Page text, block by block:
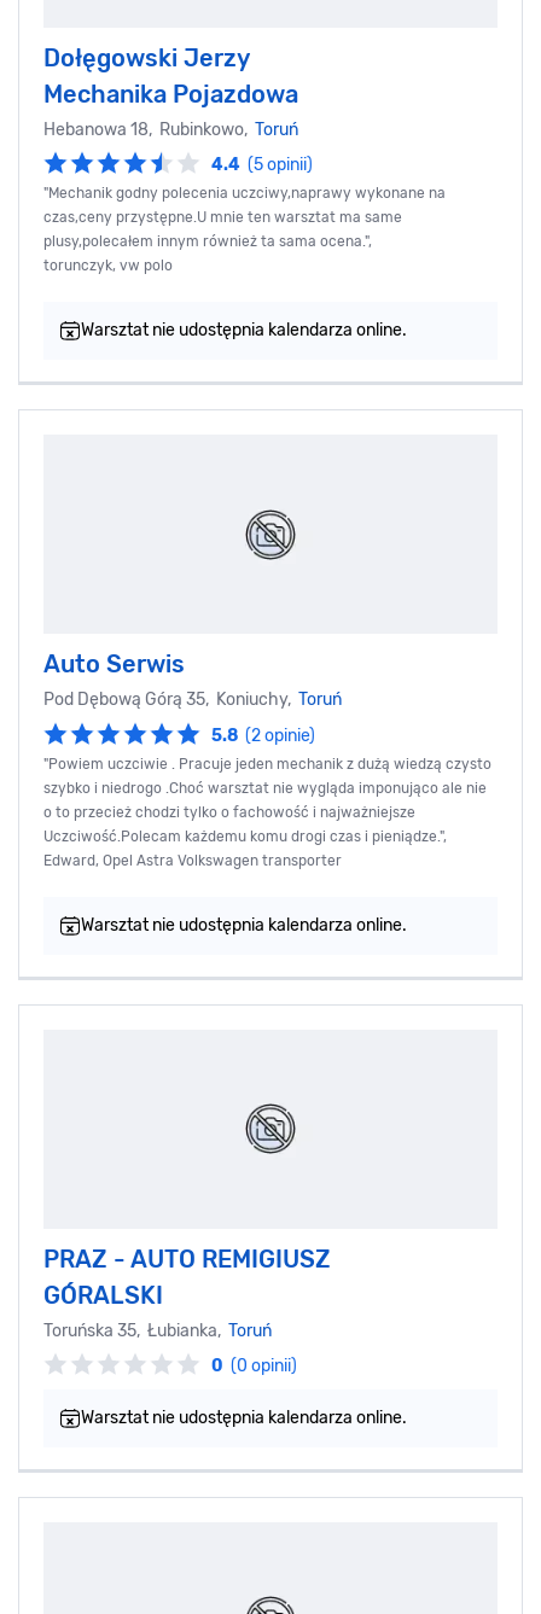
Dołęgowski Jerzy
Mechanika Pojazdowa
Hebanowa 18, Rubinkowo, Toruń
4.4 (5 opinii)
"Mechanik godny polecenia uczciwy,naprawy wykonane na
czas,ceny przystępne.U mnie ten warsztat ma same
plusy,polecałem innym również ta sama ocena.",
torunczyk, vw polo
Warsztat nie udostępnia kalendarza online.
Auto Serwis
Pod Dębową Górą 35, Koniuchy, Toruń
5.8 (2 opinie)
"Powiem uczciwie . Pracuje jeden mechanik z dużą wiedzą czysto
szybko i niedrogo .Choć warsztat nie wygląda imponująco ale nie
o to przecież chodzi tylko o fachowość i najważniejsze
Uczciwość.Polecam każdemu komu drogi czas i pieniądze.",
Edward, Opel Astra Volkswagen transporter
Warsztat nie udostępnia kalendarza online.
PRAZ - AUTO REMIGIUSZ
GÓRALSKI
Toruńska 35, Łubianka, Toruń
0 (0 opinii)
Warsztat nie udostępnia kalendarza online.